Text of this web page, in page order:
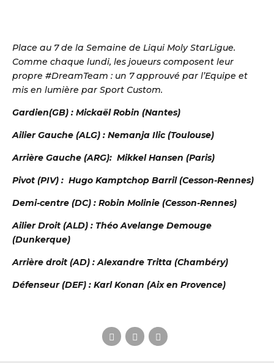
Place au 7 de la Semaine de Liqui Moly StarLigue.
Comme chaque lundi, les joueurs composent leur
propre #DreamTeam : un 7 approuvé par l’Equipe et
mis en lumière par Sport Custom.
Gardien(GB) : Mickaël Robin (Nantes)
Ailier Gauche (ALG) : Nemanja Ilic (Toulouse)
Arrière Gauche (ARG): Mikkel Hansen (Paris)
Pivot (PIV) : Hugo Kamptchop Barril (Cesson-Rennes)
Demi-centre (DC) : Robin Molinie (Cesson-Rennes)
Ailier Droit (ALD) : Théo Avelange Demouge
(Dunkerque)
Arrière droit (AD) : Alexandre Tritta (Chambéry)
Défenseur (DEF) : Karl Konan (Aix en Provence)